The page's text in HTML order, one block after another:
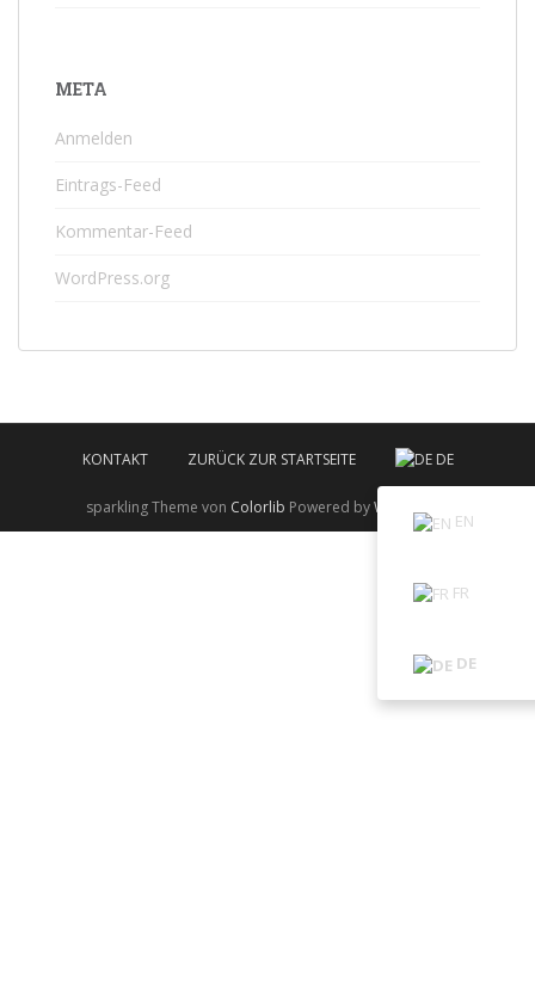
META
Anmelden
Eintrags-Feed
Kommentar-Feed
WordPress.org
KONTAKT ZURÜCK ZUR STARTSEITE DE
EN
FR
DE
sparkling Theme von Colorlib Powered byWordPress